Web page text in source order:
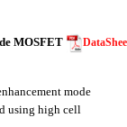
MOSFET
mode
using high cell